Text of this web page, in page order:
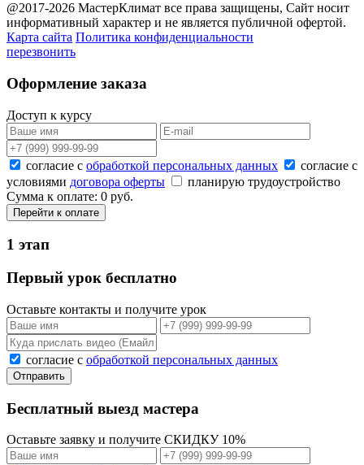
@2017-2026 МастерКлимат все права защищены, Сайт носит
информативный характер и не является публичной офертой.
Карта сайта Политика конфиденциальности
перезвонить
Оформление заказа
Доступ к курсу
согласие с обработкой персональных данных
согласие с
условиями договора оферты
планирую трудоустройство
Сумма к оплате: 0 руб.
Перейти к оплате
1 этап
Первый урок бесплатно
Оставьте контакты и получите урок
согласие с обработкой персональных данных
Отправить
Бесплатный выезд мастера
Оставьте заявку и получите СКИДКУ 10%